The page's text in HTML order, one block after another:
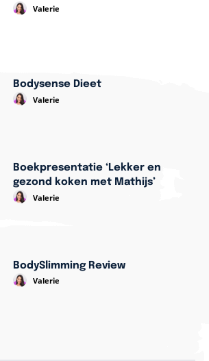
Valerie
Bodysense Dieet
Valerie
Boekpresentatie ‘Lekker en
gezond koken met Mathijs’
Valerie
BodySlimming Review
Valerie